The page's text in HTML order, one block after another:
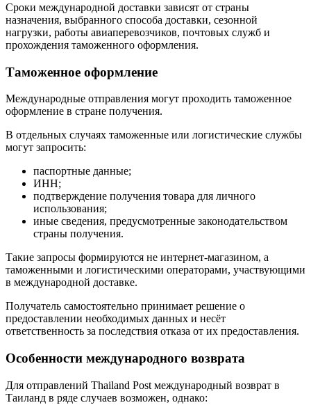
Сроки международной доставки зависят от страны
назначения, выбранного способа доставки, сезонной
нагрузки, работы авиаперевозчиков, почтовых служб и
прохождения таможенного оформления.
Таможенное оформление
Международные отправления могут проходить таможенное
оформление в стране получения.
В отдельных случаях таможенные или логистические службы
могут запросить:
паспортные данные;
ИНН;
подтверждение получения товара для личного
использования;
иные сведения, предусмотренные законодательством
страны получения.
Такие запросы формируются не интернет-магазином, а
таможенными и логистическими операторами, участвующими
в международной доставке.
Получатель самостоятельно принимает решение о
предоставлении необходимых данных и несёт
ответственность за последствия отказа от их предоставления.
Особенности международного возврата
Для отправлений Thailand Post международный возврат в
Таиланд в ряде случаев возможен, однако: